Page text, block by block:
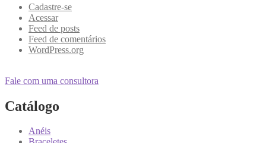
Cadastre-se
Acessar
Feed de posts
Feed de comentários
WordPress.org
Fale com uma consultora
Catálogo
Anéis